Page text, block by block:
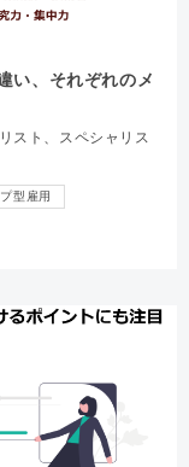
い、それぞれのメ
スト、スペシャリス
型雇用